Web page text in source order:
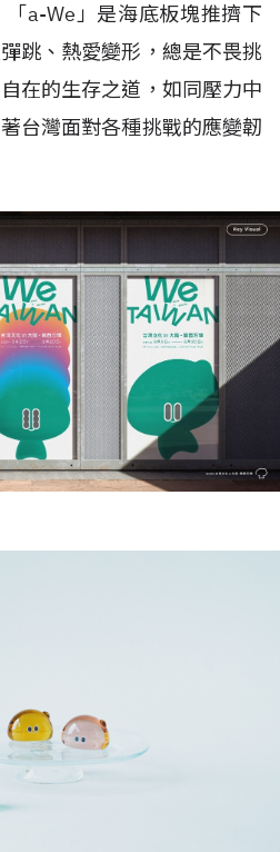
「a-We」是海底板塊推擠下
跳、熱愛變形，總是不畏挑
在的生存之道，如同壓力中
台灣面對各種挑戰的應變韌